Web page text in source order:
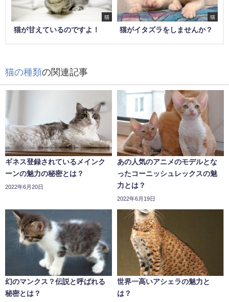
猫
猫が甘えているのですよ！
猫
猫がイタズラをしませんか？
猫の種類の関連記事
ギネス登録されているメインク
ーンの魅力の秘密とは？
2022年6月20日
あの人気のアニメのモデルとな
ったコーニッシュレックスの魅
力とは？
2022年6月19日
幻のマンクス？伝説と呼ばれる
秘密とは？
世界一高いアシェラの魅力と
は？